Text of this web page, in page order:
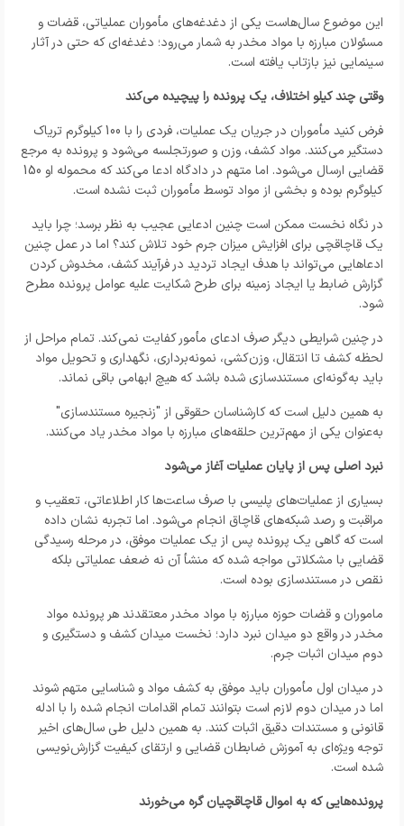
این موضوع سال‌هاست یکی از دغدغه‌های مأموران عملیاتی، قضات و
مسئولان مبارزه با مواد مخدر به شمار می‌رود؛ دغدغه‌ای که حتی در آثار
سینمایی نیز بازتاب یافته است.
وقتی چند کیلو اختلاف، یک پرونده را پیچیده می‌کند
فرض کنید مأموران در جریان یک عملیات، فردی را با 100 کیلوگرم تریاک
دستگیر می‌کنند. مواد کشف، وزن و صورتجلسه می‌شود و پرونده به مرجع
قضایی ارسال می‌شود. اما متهم در دادگاه ادعا می‌کند که محموله او 150
کیلوگرم بوده و بخشی از مواد توسط مأموران ثبت نشده است.
در نگاه نخست ممکن است چنین ادعایی عجیب به نظر برسد؛ چرا باید
یک قاچاقچی برای افزایش میزان جرم خود تلاش کند؟ اما در عمل چنین
ادعاهایی می‌تواند با هدف ایجاد تردید در فرآیند کشف، مخدوش کردن
گزارش ضابط یا ایجاد زمینه برای طرح شکایت علیه عوامل پرونده مطرح
شود.
در چنین شرایطی دیگر صرف ادعای مأمور کفایت نمی‌کند. تمام مراحل از
لحظه کشف تا انتقال، وزن‌کشی، نمونه‌برداری، نگهداری و تحویل مواد
باید به‌گونه‌ای مستندسازی شده باشد که هیچ ابهامی باقی نماند.
به همین دلیل است که کارشناسان حقوقی از "زنجیره مستندسازی"
به‌عنوان یکی از مهم‌ترین حلقه‌های مبارزه با مواد مخدر یاد می‌کنند.
نبرد اصلی پس از پایان عملیات آغاز می‌شود
بسیاری از عملیات‌های پلیسی با صرف ساعت‌ها کار اطلاعاتی، تعقیب و
مراقبت و رصد شبکه‌های قاچاق انجام می‌شود. اما تجربه نشان داده
است که گاهی یک پرونده پس از یک عملیات موفق، در مرحله رسیدگی
قضایی با مشکلاتی مواجه شده که منشأ آن نه ضعف عملیاتی بلکه
نقص در مستندسازی بوده است.
ماموران و قضات حوزه مبارزه با مواد مخدر معتقدند هر پرونده مواد
مخدر در واقع دو میدان نبرد دارد؛ نخست میدان کشف و دستگیری و
دوم میدان اثبات جرم.
در میدان اول مأموران باید موفق به کشف مواد و شناسایی متهم شوند
اما در میدان دوم لازم است بتوانند تمام اقدامات انجام شده را با ادله
قانونی و مستندات دقیق اثبات کنند. به همین دلیل طی سال‌های اخیر
توجه ویژه‌ای به آموزش ضابطان قضایی و ارتقای کیفیت گزارش‌نویسی
شده است.
پرونده‌هایی که به اموال قاچاقچیان گره می‌خورند